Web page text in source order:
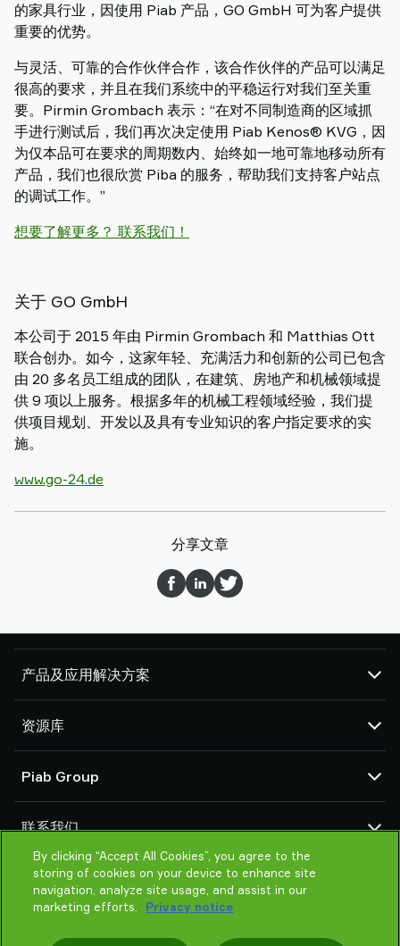
的家具行业，因使用 Piab 产品，GO GmbH 可为客户提供
重要的优势。
与灵活、可靠的合作伙伴合作，该合作伙伴的产品可以满足
很高的要求，并且在我们系统中的平稳运行对我们至关重
要。Pirmin Grombach 表示：“在对不同制造商的区域抓
手进行测试后，我们再次决定使用 Piab Kenos® KVG，因
为仅本品可在要求的周期数内、始终如一地可靠地移动所有
产品，我们也很欣赏 Piba 的服务，帮助我们支持客户站点
的调试工作。”
想要了解更多？ 联系我们！
关于 GO GmbH
本公司于 2015 年由 Pirmin Grombach 和 Matthias Ott
联合创办。如今，这家年轻、充满活力和创新的公司已包含
由 20 多名员工组成的团队，在建筑、房地产和机械领域提
供 9 项以上服务。根据多年的机械工程领域经验，我们提
供项目规划、开发以及具有专业知识的客户指定要求的实
施。
www.go-24.de
分享文章
产品及应用解决方案
吸盘和软爪
机器人臂端工具 (EOAT) 部件
机器人和 Cobot 抓取解决方案
系统和解决方案配件
粉末和大颗粒物品真空输送机
资源库
产品在线配置
货物销售通用条款
隐私声明
Piab Group
组织结构
行为准则
Piab 新闻
联系我们
联系我们
找寻Piab 伙伴
常见问题
By clicking “Accept All Cookies”, you agree to the
storing of cookies on your device to enhance site
navigation, analyze site usage, and assist in our
marketing efforts.
Privacy notice